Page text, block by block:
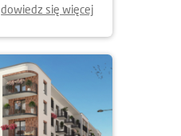
dowiedz się więcej